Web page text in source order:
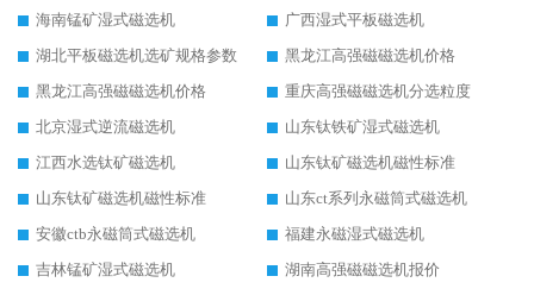
海南锰矿湿式磁选机
广西湿式平板磁选机
湖北平板磁选机选矿规格参数
黑龙江高强磁磁选机价格
黑龙江高强磁磁选机价格
重庆高强磁磁选机分选粒度
北京湿式逆流磁选机
山东钛铁矿湿式磁选机
江西水选钛矿磁选机
山东钛矿磁选机磁性标准
山东钛矿磁选机磁性标准
山东ct系列永磁筒式磁选机
安徽ctb永磁筒式磁选机
福建永磁湿式磁选机
吉林锰矿湿式磁选机
湖南高强磁磁选机报价